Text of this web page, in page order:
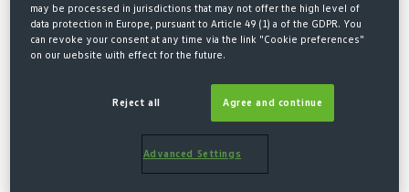
VFL WOLFSBURG-
FUSSBALL GMBH (STAND 1
WIDERRUFSRECHT FÜR VERBRAUCHER
Verbrauchern steht ein gesetzliches Widerrufsrecht
may be processed in jurisdictions that may not offer the high level of
data protection in Europe, pursuant to Article 49 (1) a of the GDPR. You
can revoke your consent at any time via the link "Cookie preferences"
on our website with effect for the future.
Reject all Agree and continue
Advanced Settings